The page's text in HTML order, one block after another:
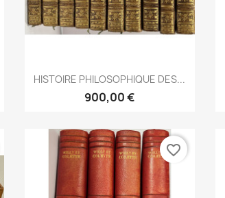
 Aperçu rapide
HISTOIRE PHILOSOPHIQUE DES...
900,00 €
favorite_border